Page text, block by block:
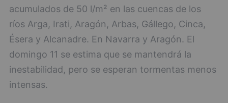
acumulados de 50 l/m² en las cuencas de los
ríos Arga, Irati, Aragón, Arbas, Gállego, Cinca,
Ésera y Alcanadre. En Navarra y Aragón. El
domingo 11 se estima que se mantendrá la
inestabilidad, pero se esperan tormentas menos
intensas.